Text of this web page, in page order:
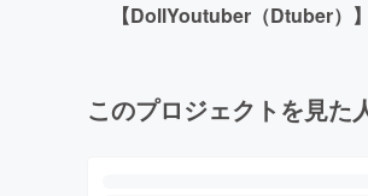
【DollYoutuber（Dtuber）
このプロジェクトを見た